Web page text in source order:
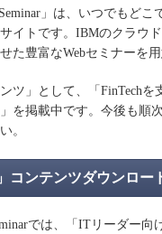
」は、いつでもどこ
イトです。IBMのクラウ
た豊富なWebセミナーを用
ツ」として、「FinTechを
を掲載中です。今後も順
。
コンテンツダウンロー
では、「ITリーダー向